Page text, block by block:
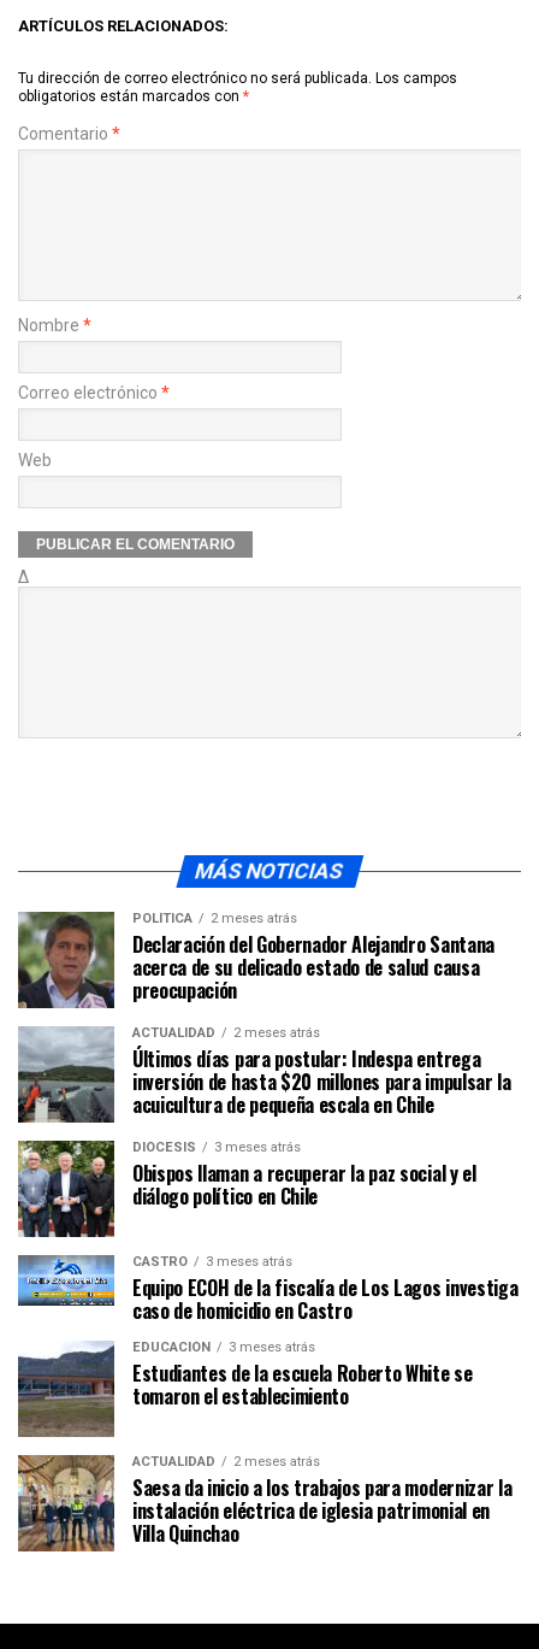
ARTÍCULOS RELACIONADOS:
Tu dirección de correo electrónico no será publicada. Los campos
obligatorios están marcados con *
Comentario *
Nombre *
Correo electrónico *
Web
Δ
MÁS NOTICIAS
POLÍTICA 2 meses atrás
Declaración del Gobernador Alejandro Santana
acerca de su delicado estado de salud causa
preocupación
ACTUALIDAD 2 meses atrás
Últimos días para postular: Indespa entrega
inversión de hasta $20 millones para impulsar la
acuicultura de pequeña escala en Chile
DIÓCESIS 3 meses atrás
Obispos llaman a recuperar la paz social y el
diálogo político en Chile
CASTRO 3 meses atrás
Equipo ECOH de la fiscalía de Los Lagos investiga
caso de homicidio en Castro
EDUCACIÓN 3 meses atrás
Estudiantes de la escuela Roberto White se
tomaron el establecimiento
ACTUALIDAD 2 meses atrás
Saesa da inicio a los trabajos para modernizar la
instalación eléctrica de iglesia patrimonial en
Villa Quinchao